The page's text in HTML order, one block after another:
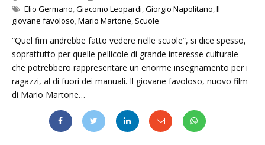
Elio Germano,Giacomo Leopardi,Giorgio Napolitano,Il
giovane favoloso,Mario Martone, Scuole
“Quel fim andrebbe fatto vedere nelle scuole”, si dice spesso,
soprattutto per quelle pellicole di grande interesse culturale
che potrebbero rappresentare un enorme insegnamento per i
ragazzi, al di fuori dei manuali. Il giovane favoloso, nuovo film
di Mario Martone…